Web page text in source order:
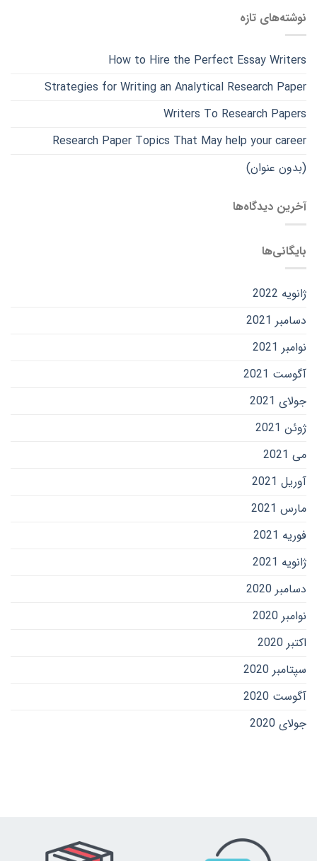
نوشته‌های تازه
How to Hire the Perfect Essay Writers
Strategies for Writing an Analytical Research Paper
Writers To Research Papers
Research Paper Topics That May help your career
(بدون عنوان)
آخرین دیدگاه‌ها
بایگانی‌ها
ژانویه 2022
دسامبر 2021
نوامبر 2021
آگوست 2021
جولای 2021
ژوئن 2021
می 2021
آوریل 2021
مارس 2021
فوریه 2021
ژانویه 2021
دسامبر 2020
نوامبر 2020
اکتبر 2020
سپتامبر 2020
آگوست 2020
جولای 2020